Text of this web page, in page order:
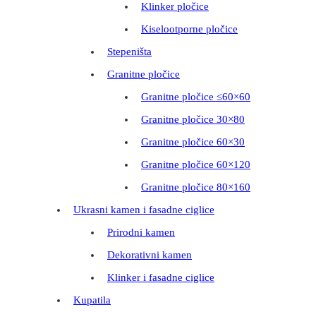
Klinker pločice
Kiselootporne pločice
Stepeništa
Granitne pločice
Granitne pločice ≤60×60
Granitne pločice 30×80
Granitne pločice 60×30
Granitne pločice 60×120
Granitne pločice 80×160
Ukrasni kamen i fasadne ciglice
Prirodni kamen
Dekorativni kamen
Klinker i fasadne ciglice
Kupatila